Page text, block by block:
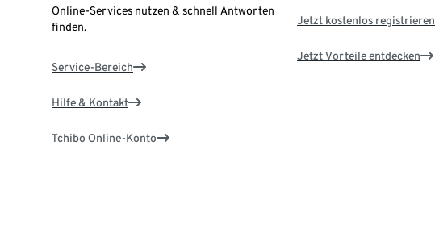
Online-Services nutzen & schnell Antworten
finden.
Service-Bereich
Hilfe & Kontakt
Tchibo Online-Konto
Jetzt kostenlos registrieren
Jetzt Vorteile entdecken